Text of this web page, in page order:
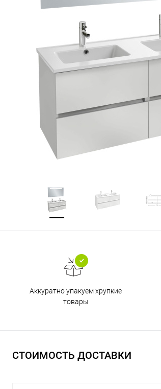
Аккуратно упакуем хрупкие
товары
СТОИМОСТЬ ДОСТАВКИ